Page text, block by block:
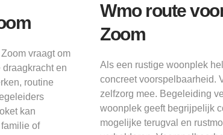
vraagt om
en
routine
kan
of
Wmo route
Zoom
Als een rustige woonplek
concreet voorspelbaarheid.
zelfzorg mee. Begeleiding
woonplek geeft begrijpelijk
mogelijke terugval en